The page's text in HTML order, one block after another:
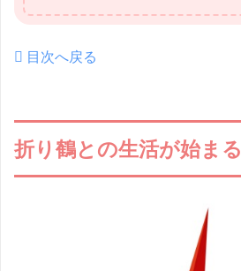
目次へ戻る
折り鶴との生活が始まる